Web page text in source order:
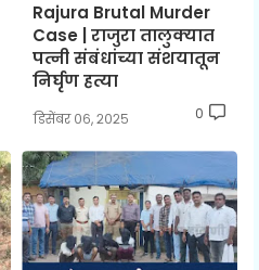
Rajura Brutal Murder
Case | राजुरा तालुक्यात
पत्नी संबंधांच्या संशयातून
निर्घृण हत्या
डिसेंबर ०६, २०२५ 0